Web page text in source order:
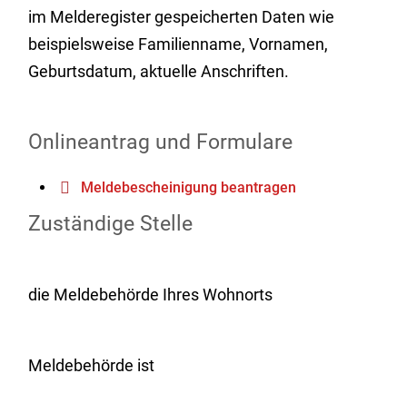
im Melderegister gespeicherten Daten wie
beispielsweise Familienname, Vornamen,
Geburtsdatum, aktuelle Anschriften.
Onlineantrag und Formulare
Meldebescheinigung beantragen
Zuständige Stelle
die Meldebehörde Ihres Wohnorts
Meldebehörde ist